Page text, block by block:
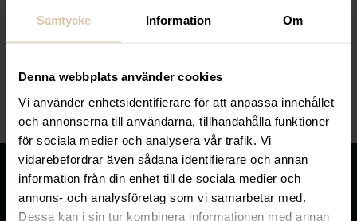
Samtycke Information Om
Denna webbplats använder cookies
Vi använder enhetsidentifierare för att anpassa innehållet
och annonserna till användarna, tillhandahålla funktioner
för sociala medier och analysera vår trafik. Vi
vidarebefordrar även sådana identifierare och annan
information från din enhet till de sociala medier och
annons- och analysföretag som vi samarbetar med.
Dessa kan i sin tur kombinera informationen med annan